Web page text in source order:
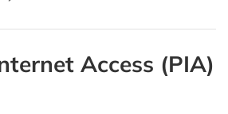
Access (PIA)